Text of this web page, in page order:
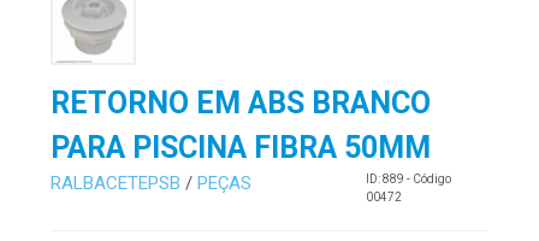
RETORNO EM ABS BRANCO
PARA PISCINA FIBRA 50MM
RALBACETEPSB / PEÇAS
ID: 889 - Código
00472